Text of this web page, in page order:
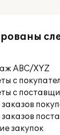
ABC/XYZ
с
с
закупок